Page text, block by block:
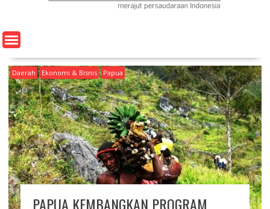
e
n
Daerah Ekonomi & Bisnis Papua
PAPUA KEMBANGKAN PROGRAM